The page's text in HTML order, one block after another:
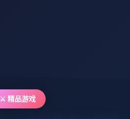
⚔️ 精品游戏